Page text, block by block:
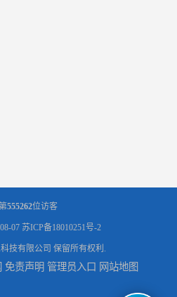
555262位访客
07 苏ICP备18010251号-2
技有限公司 保留所有权利.
免责声明 管理员入口 网站地图